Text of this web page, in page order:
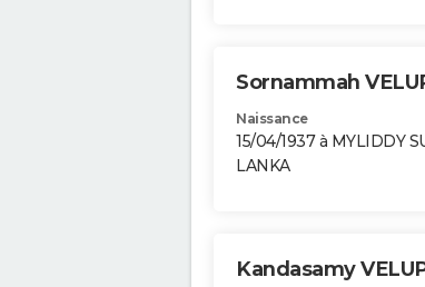
Sornammah
Naissance
15/04/1937 à MYLIDDY
LANKA
Kandasamy